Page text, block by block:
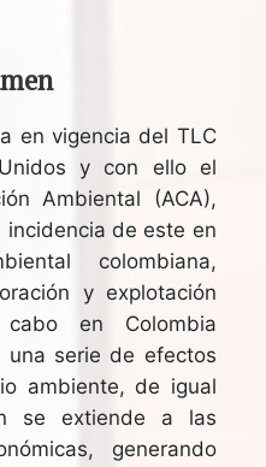
en vigencia del TLC
y con ello el
Ambiental (ACA),
incidencia de este en
colombiana,
y explotación
en Colombia
una serie de efectos
ambiente, de igual
se extiende a las
generando